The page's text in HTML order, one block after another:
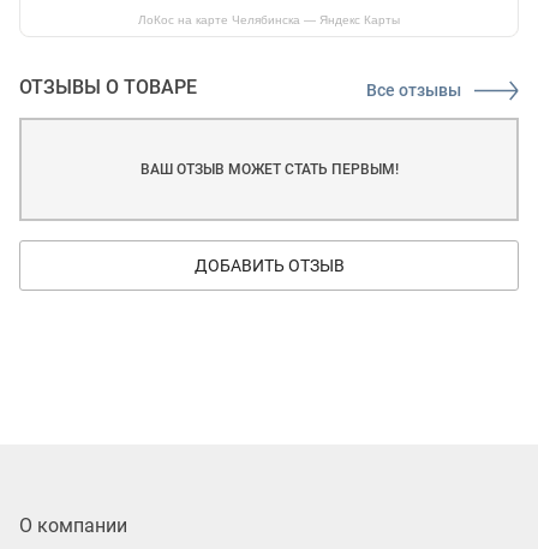
ЛоКос на карте Челябинска — Яндекс Карты
ОТЗЫВЫ О ТОВАРЕ Все отзывы
ВАШ ОТЗЫВ МОЖЕТ СТАТЬ ПЕРВЫМ!
ДОБАВИТЬ ОТЗЫВ
О компании